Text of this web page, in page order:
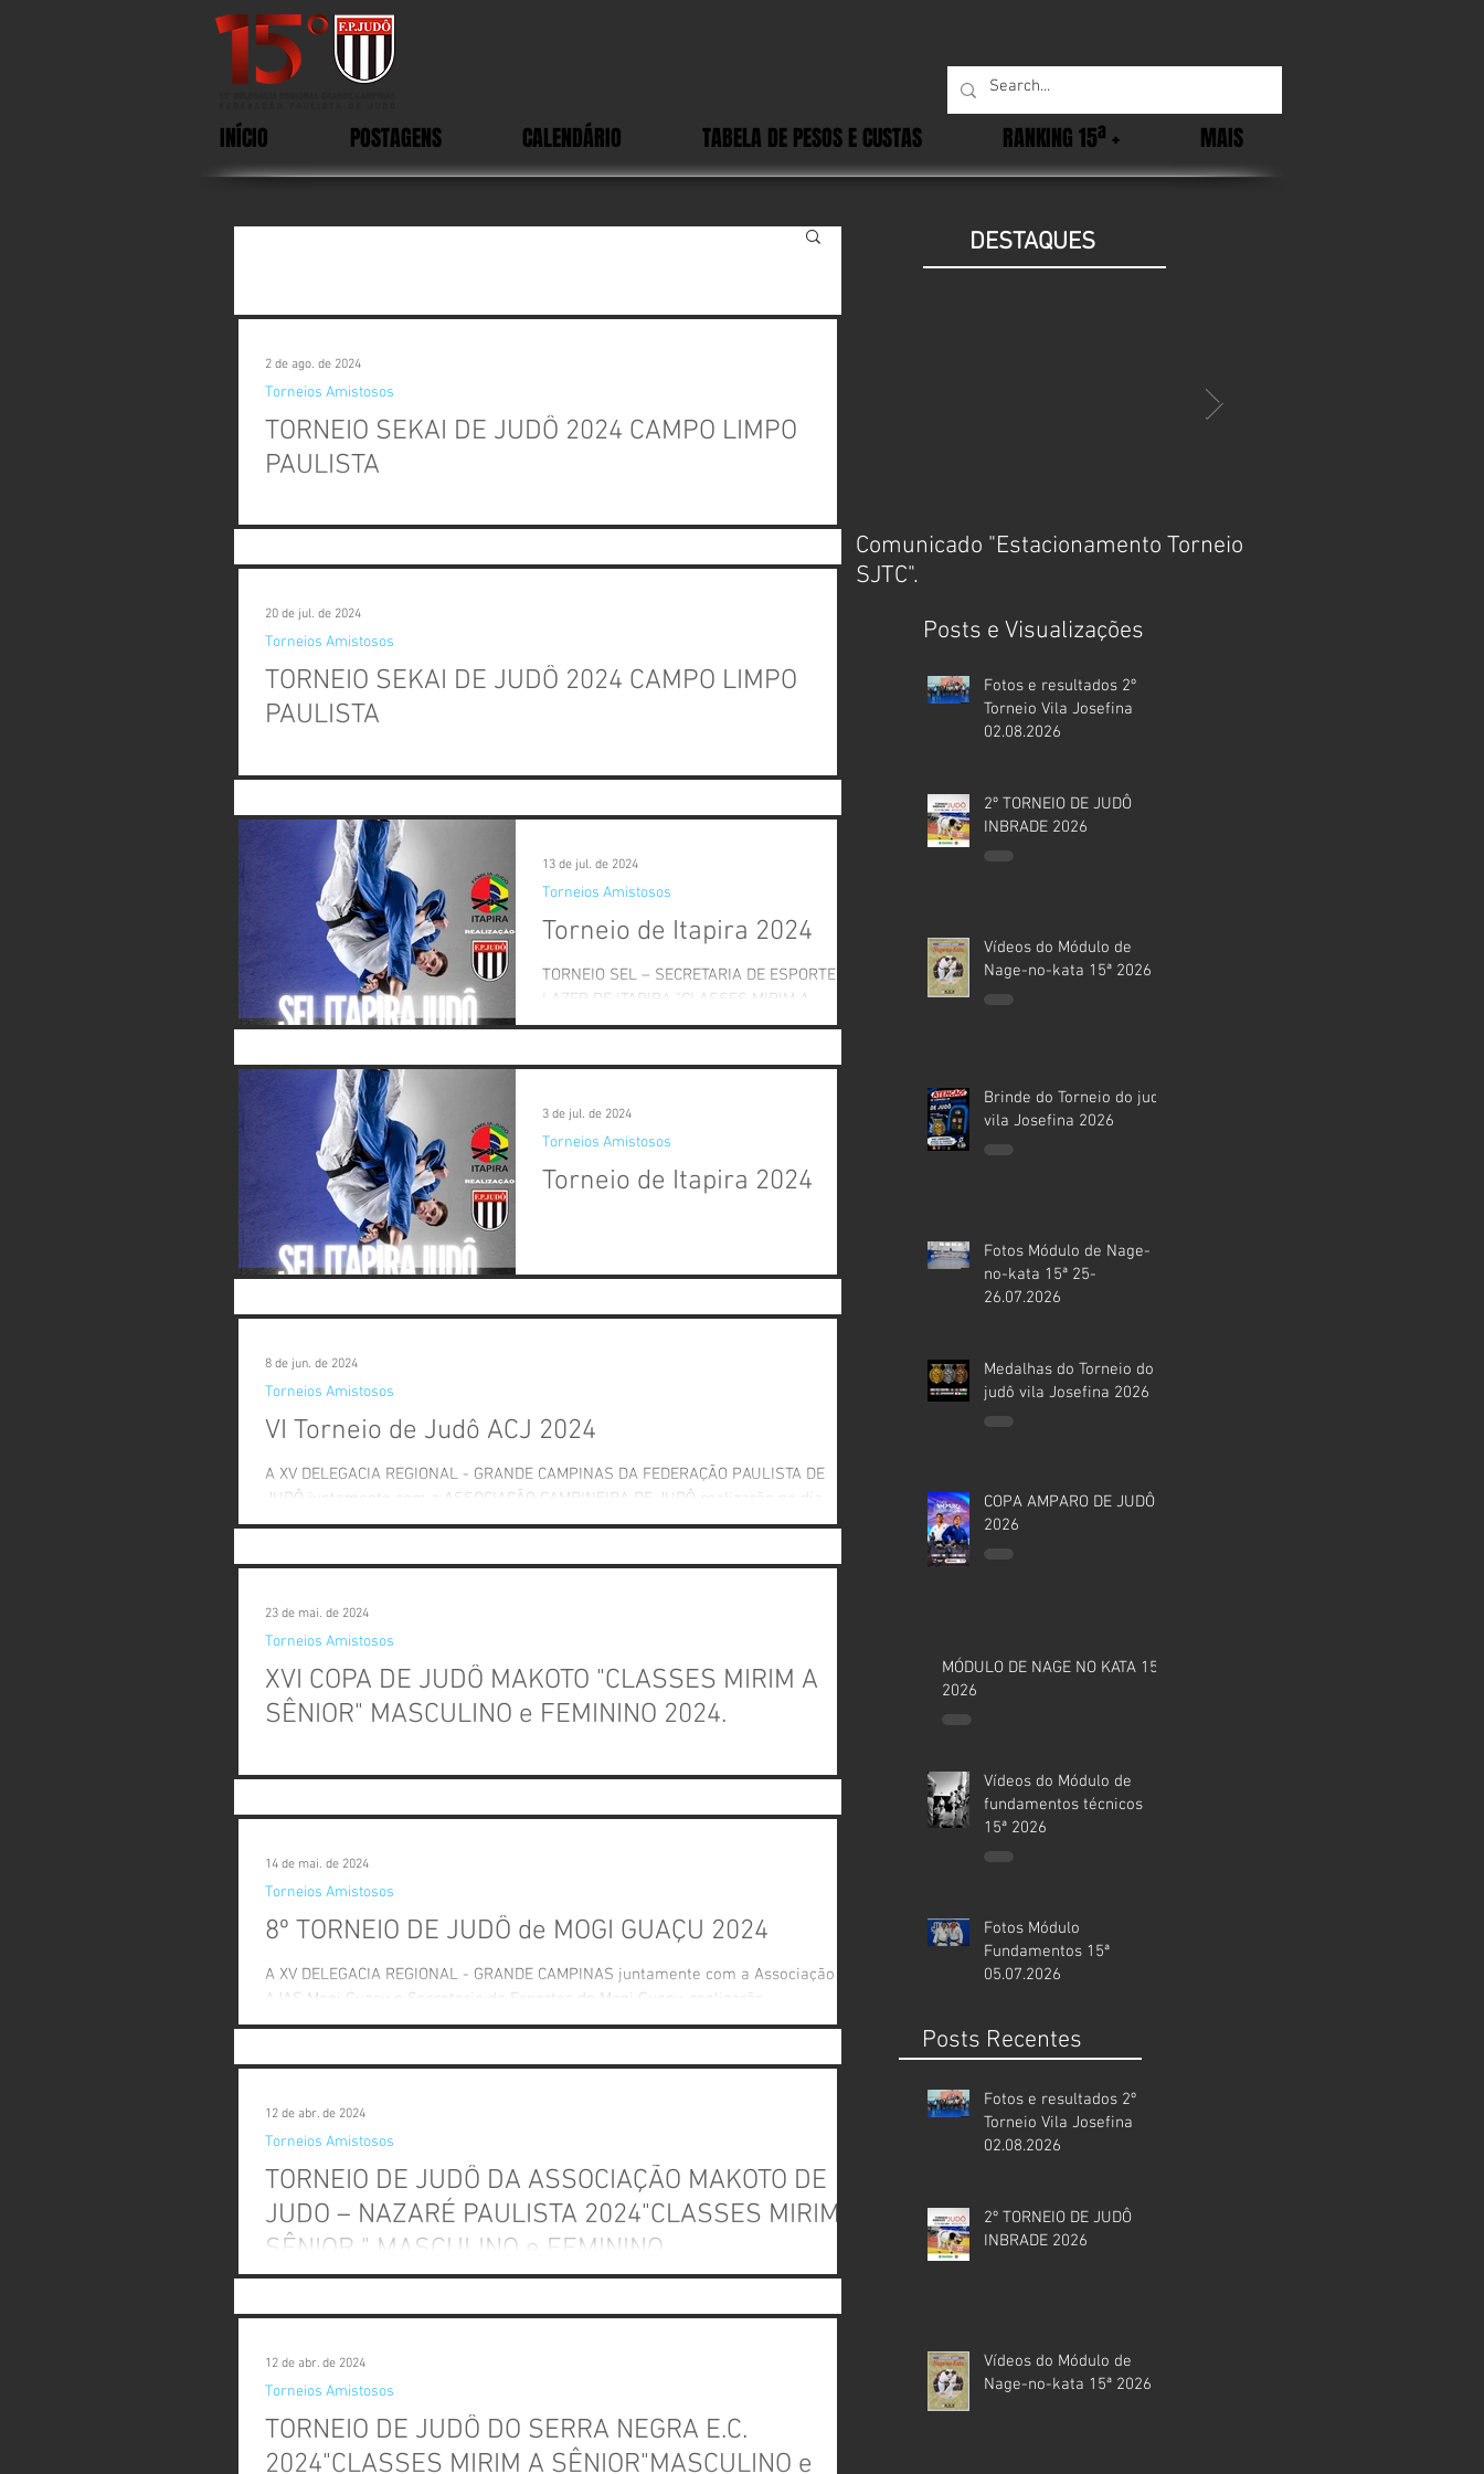
INÍCIO POSTAGENS CALENDÁRIO TABELA DE PESOS E CUSTAS RANKING 15ª + MAIS
TORNEIO SEKAI DE JUDÔ 2024 CAMPO LIMPO
PAULISTA
JUDÔ juntamente com a PREFEITURA MUNICIPAL DE CAMPO LIMPO PAULISTA...
Torneios Amistosos
2 de ago. de 2024
TORNEIO SEKAI DE JUDÔ 2024 CAMPO LIMPO
PAULISTA
FEDERAÇÃO PAULISTA DE JUDÔ juntamente com a PREFEITURA MUNICIPAL DE...
Torneios Amistosos
20 de jul. de 2024
Torneio de Itapira 2024
TORNEIO SEL – SECRETARIA DE ESPORTES E
LAZER DE ITAPIRA "CLASSES MIRIM A
SÊNIOR " MASCULINO e FEMININO A XV
Torneios Amistosos
13 de jul. de 2024
Torneio de Itapira 2024
Torneios Amistosos
3 de jul. de 2024
VI Torneio de Judô ACJ 2024
A XV DELEGACIA REGIONAL - GRANDE CAMPINAS DA FEDERAÇÃO PAULISTA DE
JUDÔ juntamente com a ASSOCIAÇÃO CAMPINEIRA DE JUDÔ realizarão no dia...
Torneios Amistosos
8 de jun. de 2024
XVI COPA DE JUDÔ MAKOTO "CLASSES MIRIM A
SÊNIOR" MASCULINO e FEMININO 2024.
Judô Makoto realizarão no dia 09 de ...
Torneios Amistosos
23 de mai. de 2024
8º TORNEIO DE JUDÔ de MOGI GUAÇU 2024
A XV DELEGACIA REGIONAL - GRANDE CAMPINAS juntamente com a Associação
AJAS Mogi Guaçu e Secretaria de Esportes de Mogi Guaçu, realizarão...
Torneios Amistosos
14 de mai. de 2024
TORNEIO DE JUDÔ DA ASSOCIAÇÃO MAKOTO DE
JUDO – NAZARÉ PAULISTA 2024"CLASSES MIRIM A
SÊNIOR " MASCULINO e FEMININO
Makoto de Judô realizarão no dia 28 de abril de 2024 no Ginásio de...
Torneios Amistosos
12 de abr. de 2024
TORNEIO DE JUDÔ DO SERRA NEGRA E.C.
2024"CLASSES MIRIM A SÊNIOR"MASCULINO e
Torneios Amistosos
12 de abr. de 2024
DESTAQUES
Comunicado "Estacionamento Torneio
SJTC".
Posts e Visualizações
Fotos e resultados 2º
Torneio Vila Josefina
02.08.2026
2º TORNEIO DE JUDÔ
INBRADE 2026
Vídeos do Módulo de
Nage-no-kata 15ª 2026
Brinde do Torneio do judô
vila Josefina 2026
Fotos Módulo de Nage-
no-kata 15ª 25-
26.07.2026
Medalhas do Torneio do
judô vila Josefina 2026
COPA AMPARO DE JUDÔ
2026
MÓDULO DE NAGE NO KATA 15ª
2026
Vídeos do Módulo de
fundamentos técnicos
15ª 2026
Fotos Módulo
Fundamentos 15ª
05.07.2026
Posts Recentes
Fotos e resultados 2º
Torneio Vila Josefina
02.08.2026
2º TORNEIO DE JUDÔ
INBRADE 2026
Vídeos do Módulo de
Nage-no-kata 15ª 2026